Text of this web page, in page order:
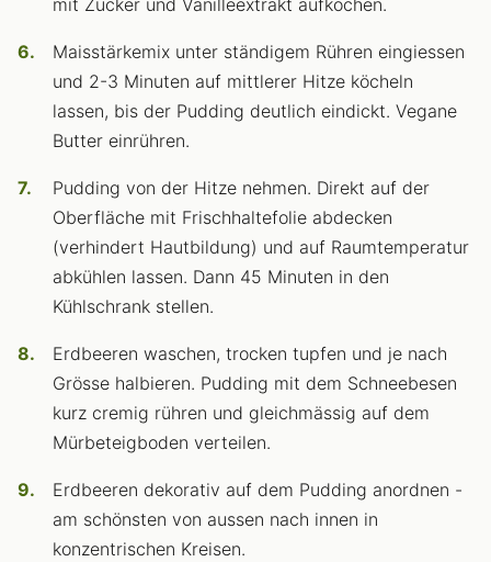
mit Zucker und Vanilleextrakt aufkochen.
Maisstärkemix unter ständigem Rühren eingiessen
und 2-3 Minuten auf mittlerer Hitze köcheln
lassen, bis der Pudding deutlich eindickt. Vegane
Butter einrühren.
Pudding von der Hitze nehmen. Direkt auf der
Oberfläche mit Frischhaltefolie abdecken
(verhindert Hautbildung) und auf Raumtemperatur
abkühlen lassen. Dann 45 Minuten in den
Kühlschrank stellen.
Erdbeeren waschen, trocken tupfen und je nach
Grösse halbieren. Pudding mit dem Schneebesen
kurz cremig rühren und gleichmässig auf dem
Mürbeteigboden verteilen.
Erdbeeren dekorativ auf dem Pudding anordnen -
am schönsten von aussen nach innen in
konzentrischen Kreisen.